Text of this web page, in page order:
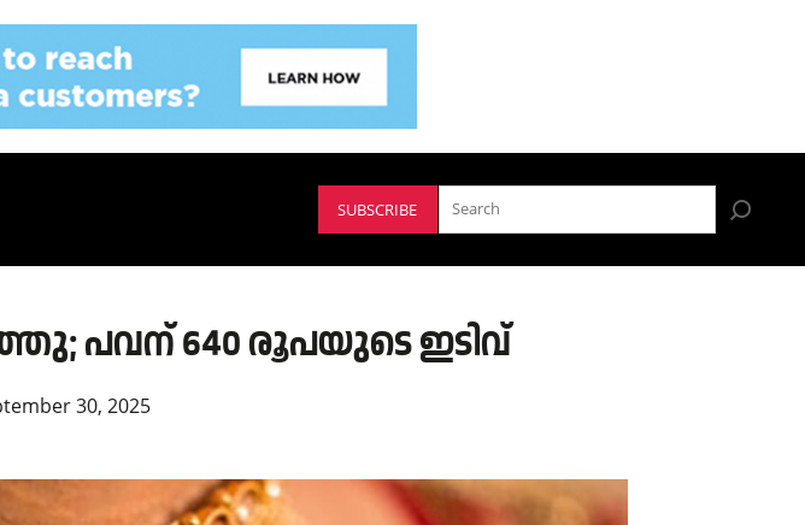
SUBSCRIBE
പവന് 640 രൂപയുടെ ഇടിവ്
30, 2025